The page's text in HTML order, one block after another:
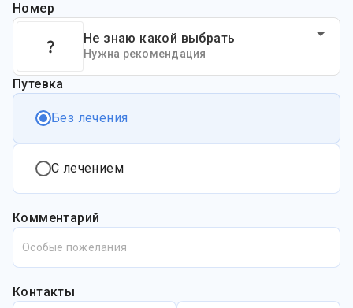
Номер
Не знаю какой выбрать
Нужна рекомендация
Путевка
Без лечения
С лечением
Комментарий
Особые пожелания
Контакты